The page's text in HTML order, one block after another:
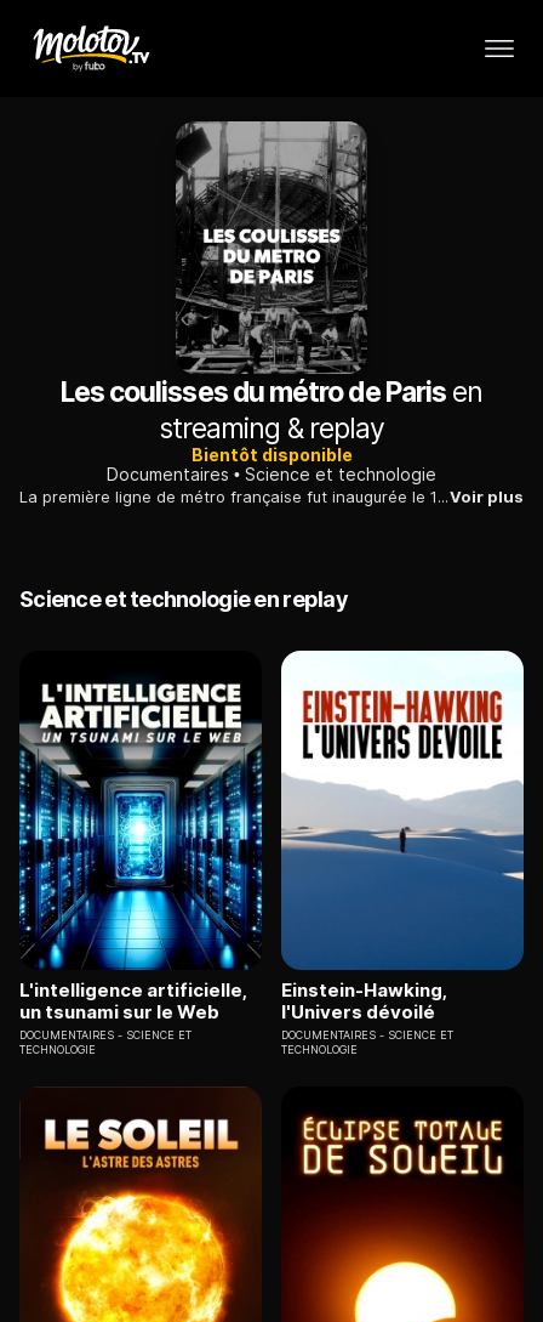
Les coulisses du métro de Paris en
streaming & replay
Bientôt disponible
Documentaires
Science et technologie
La première ligne de métro française fut inaugurée le 19 juillet 1900 ; quelles furent les techniques de construction nécessaires à l'élaboration d'une telle infrastructure ?Voir plus
Science et technologie en replay
L'intelligence artificielle,
un tsunami sur le Web
DOCUMENTAIRES
SCIENCE ET
TECHNOLOGIE
Einstein-Hawking,
l'Univers dévoilé
DOCUMENTAIRES
SCIENCE ET
TECHNOLOGIE